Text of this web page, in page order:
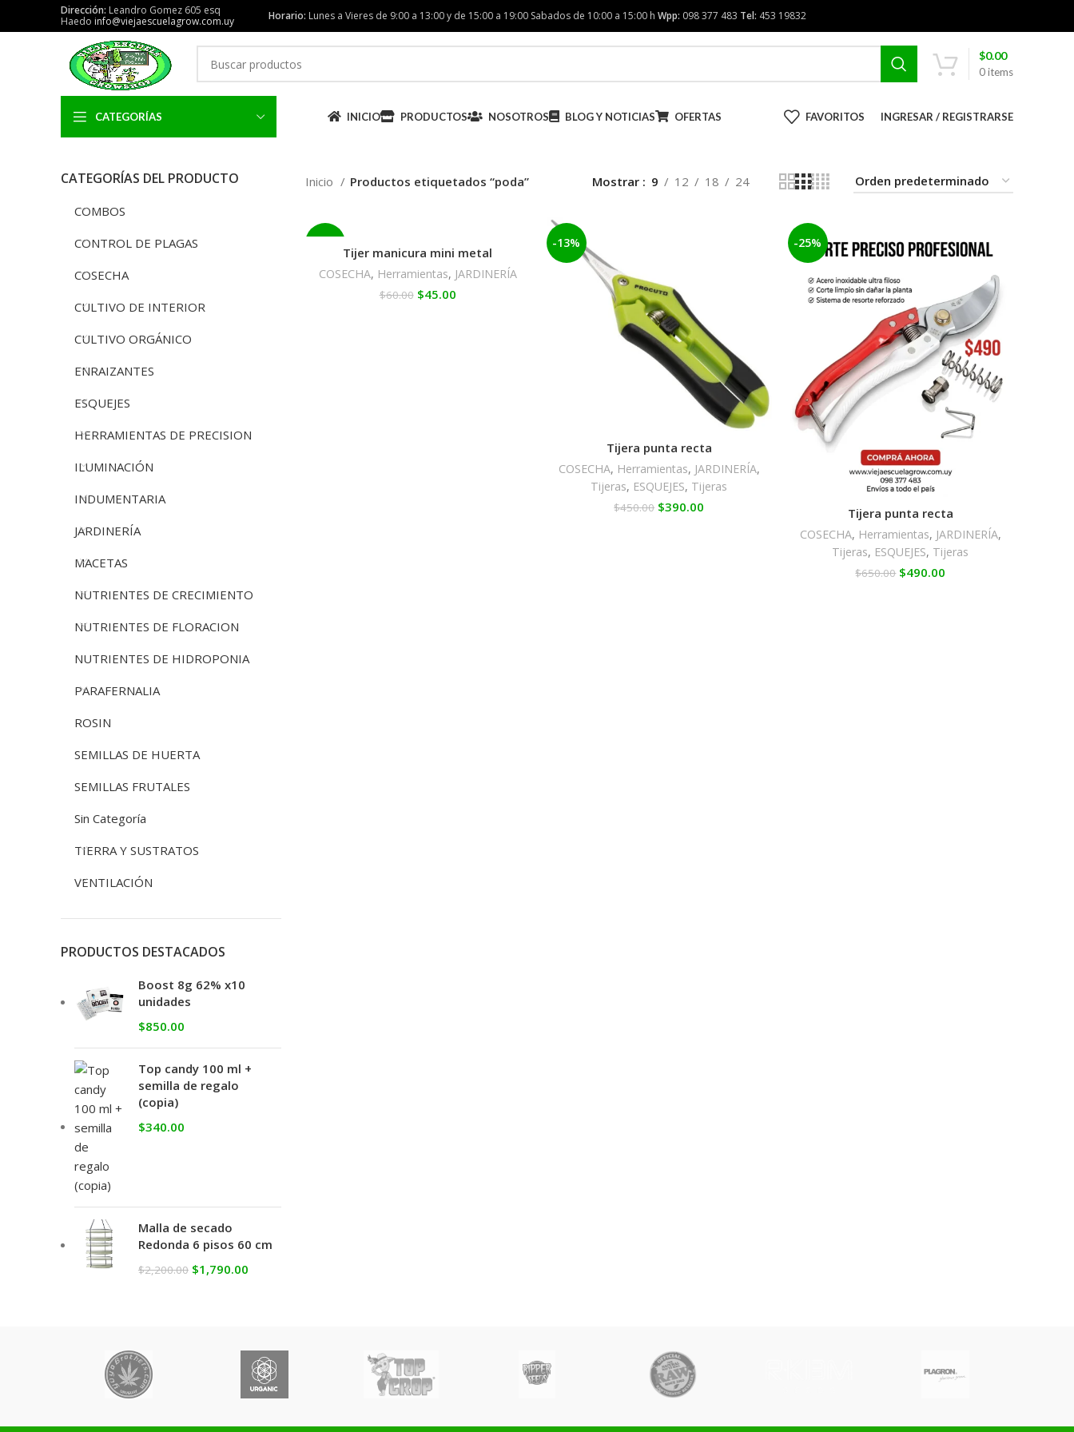
Dirección: Leandro Gomez 605 esq
Haedo info@viejaescuelagrow.com.uy Horario: Lunes a Vieres de 9:00 a 13:00 y de 15:00 a 19:00 Sabados de 10:00 a 15:00 h Wpp: 098 377 483 Tel: 453 19832
0items
$0.00
CATEGORÍAS INICIO PRODUCTOS NOSOTROS BLOG Y NOTICIAS OFERTAS FAVORITOS INGRESAR / REGISTRARSE
CATEGORÍAS DEL PRODUCTO
COMBOS
CONTROL DE PLAGAS
COSECHA
CULTIVO DE INTERIOR
CULTIVO ORGÁNICO
ENRAIZANTES
ESQUEJES
HERRAMIENTAS DE PRECISION
ILUMINACIÓN
INDUMENTARIA
JARDINERÍA
MACETAS
NUTRIENTES DE CRECIMIENTO
NUTRIENTES DE FLORACION
NUTRIENTES DE HIDROPONIA
PARAFERNALIA
ROSIN
SEMILLAS DE HUERTA
SEMILLAS FRUTALES
Sin Categoría
TIERRA Y SUSTRATOS
VENTILACIÓN
PRODUCTOS DESTACADOS
Boost 8g 62% x10
unidades
$850.00
Top candy 100 ml +
semilla de regalo
(copia)
$340.00
Malla de secado
Redonda 6 pisos 60 cm
$2,200.00 $1,790.00
Inicio Productos etiquetados “poda” Mostrar 9 12 18 24
Tijer manicura mini metal
COSECHA, Herramientas, JARDINERÍA
$60.00 $45.00
-13%
Tijera punta recta
COSECHA, Herramientas, JARDINERÍA,
Tijeras, ESQUEJES, Tijeras
$450.00 $390.00
-25%
Tijera punta recta
COSECHA, Herramientas, JARDINERÍA,
Tijeras, ESQUEJES, Tijeras
$650.00 $490.00